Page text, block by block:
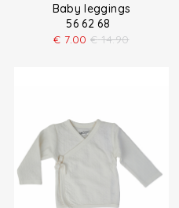
Baby leggings
56 62 68
€ 7.00 € 14.90